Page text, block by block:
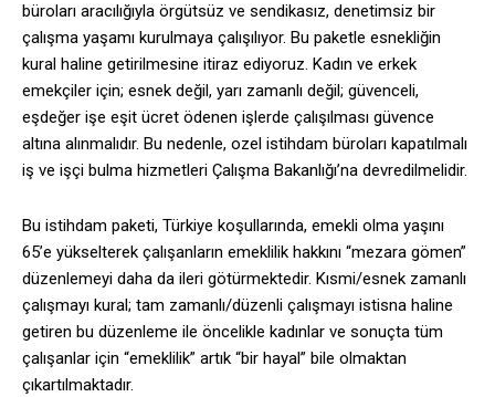
büroları aracılığıyla örgütsüz ve sendikasız, denetimsiz bir
çalışma yaşamı kurulmaya çalışılıyor. Bu paketle esnekliğin
kural haline getirilmesine itiraz ediyoruz. Kadın ve erkek
emekçiler için; esnek değil, yarı zamanlı değil; güvenceli,
eşdeğer işe eşit ücret ödenen işlerde çalışılması güvence
altına alınmalıdır. Bu nedenle, ozel istihdam büroları kapatılmalı
iş ve işçi bulma hizmetleri Çalışma Bakanlığı’na devredilmelidir.
Bu istihdam paketi, Türkiye koşullarında, emekli olma yaşını
65’e yükselterek çalışanların emeklilik hakkını “mezara gömen”
düzenlemeyi daha da ileri götürmektedir. Kısmi/esnek zamanlı
çalışmayı kural; tam zamanlı/düzenli çalışmayı istisna haline
getiren bu düzenleme ile öncelikle kadınlar ve sonuçta tüm
çalışanlar için “emeklilik” artık “bir hayal” bile olmaktan
çıkartılmaktadır.